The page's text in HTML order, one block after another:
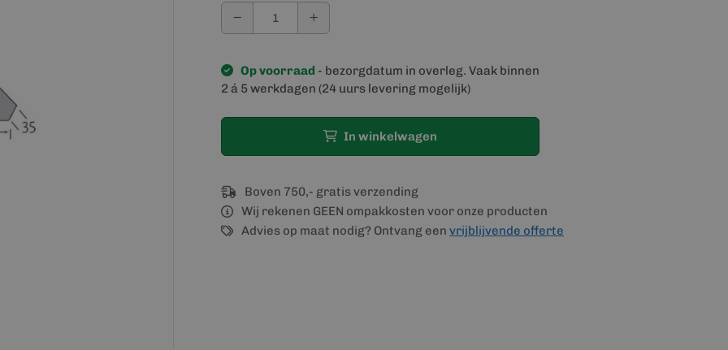
Op voorraad - bezorgdatum in overleg. Vaak binnen
2 á 5 werkdagen (24 uurs levering mogelijk)
In winkelwagen
Boven 750,- gratis verzending
Wij rekenen GEEN ompakkosten voor onze producten
Advies op maat nodig? Ontvang een vrijblijvende offerte